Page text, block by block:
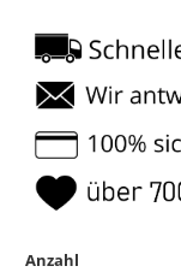
Anzahl